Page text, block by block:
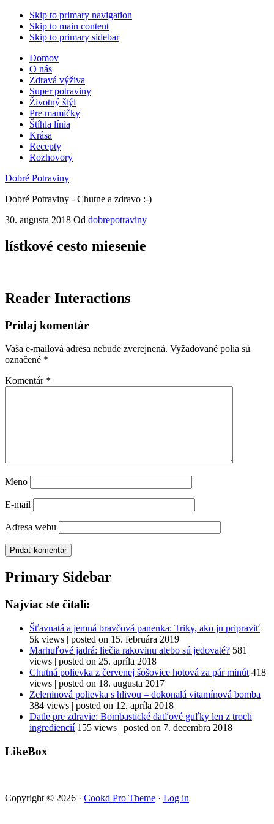
Skip to primary navigation
Skip to main content
Skip to primary sidebar
Domov
O nás
Zdravá výživa
Super potraviny
Životný štýl
Pre mamičky
Štíhla línia
Krása
Recepty
Rozhovory
Dobré Potraviny
Dobré Potraviny - Chutne a zdravo :-)
30. augusta 2018 Od dobrepotraviny
lístkové cesto miesenie
Reader Interactions
Pridaj komentár
Vaša e-mailová adresa nebude zverejnená. Vyžadované polia sú
označené *
Komentár *
Meno
E-mail
Adresa webu
Primary Sidebar
Najviac ste čítali:
Šťavnatá a jemná bravčová panenka: Triky, ako ju pripraviť
5k views | posted on 15. februára 2019
Marhuľové jadrá: liečia rakovinu alebo sú jedovaté? 581
views | posted on 25. apríla 2018
Chutná polievka z červenej šošovice hotová za pár minút 418
views | posted on 18. augusta 2017
Zeleninová polievka s hlivou – dokonalá vitamínová bomba
384 views | posted on 12. apríla 2018
Datle pre zdravie: Bombastické datľové guľky len z troch
ingrediencií 155 views | posted on 7. decembra 2018
LikeBox
Copyright © 2026 · Cookd Pro Theme · Log in